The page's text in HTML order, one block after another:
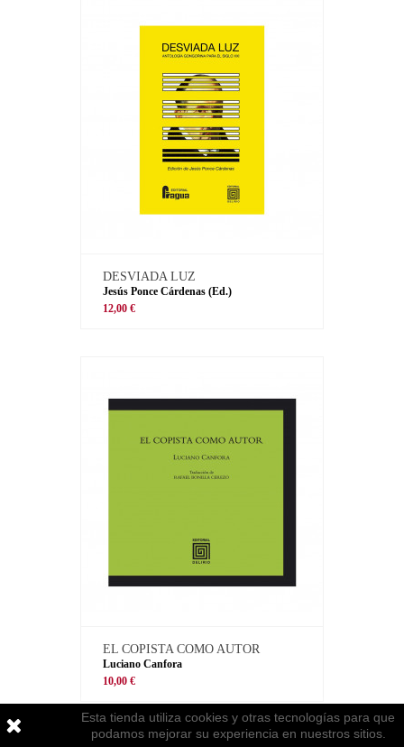
DESVIADA LUZ
Jesús Ponce Cárdenas (Ed.)
12,00 €
EL COPISTA COMO AUTOR
Luciano Canfora
10,00 €
Esta tienda utiliza cookies y otras tecnologías para que
podamos mejorar su experiencia en nuestros sitios.